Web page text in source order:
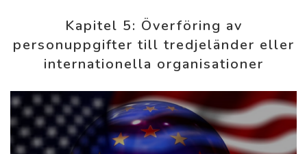
Kapitel 5: Överföring av
personuppgifter till tredjeländer eller
internationella organisationer